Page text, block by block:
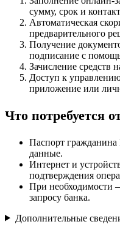
сумму, срок и
Автоматическая
предварительного
Получение
подписание с
Зачисление средств
Доступ к
приложение или
Что потребуется
Паспорт
данные.
Интернет и
подтверждения
При необходимости
запросу банка.
Дополнительные